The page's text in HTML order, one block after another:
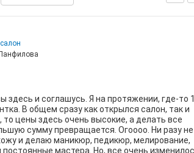
здесь и соглашусь. Я на протяжении, где-то
В общем сразу как открылся салон, так и
то цены здесь очень высокие, а делать все
сумму превращается. Огоооо. Ни разу не
и делаю маникюр, педикюр, мелирование,
мастера. Но, все очень